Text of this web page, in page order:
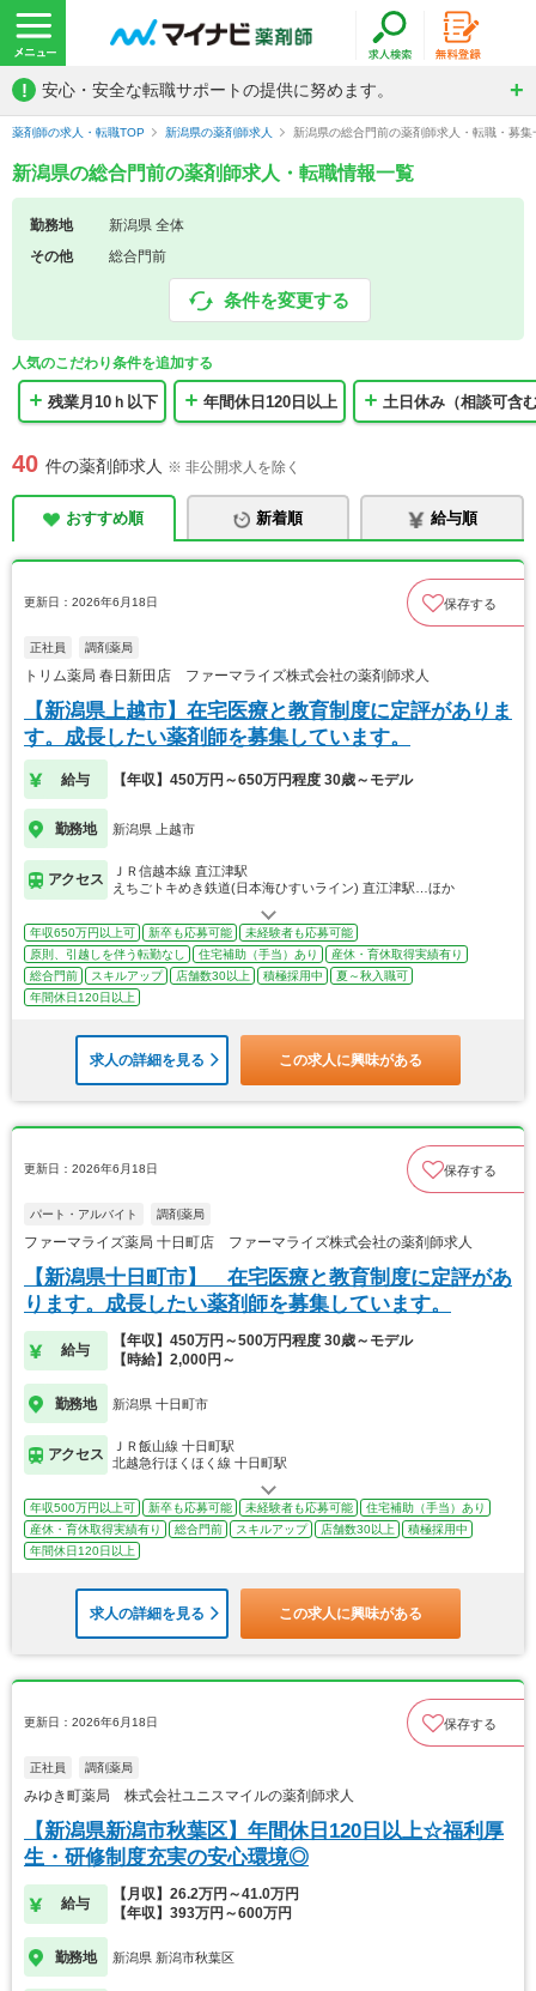
! 安心・安全な転職サポートの提供に努めます。
薬剤師の求人・転職TOP 新潟県の薬剤師求人 新潟県の総合門前の薬剤師求人・転職・募集
新潟県の総合門前の薬剤師求人・転職情報一覧
勤務地
新潟県 全体
その他
総合門前
条件を変更する
人気のこだわり条件を追加する
残業月10ｈ以下 年間休日120日以上 土日休み（相談可含
40 件の薬剤師求人 ※ 非公開求人を除く
おすすめ順 新着順 給与順
更新日：2026年6月18日 保存する
正社員 調剤薬局
トリム薬局 春日新田店 ファーマライズ株式会社の薬剤師求人
【新潟県上越市】在宅医療と教育制度に定評がありま
す。成長したい薬剤師を募集しています。
給与 【年収】450万円～650万円程度 30歳～モデル
勤務地 新潟県 上越市
アクセス
ＪＲ信越本線 直江津駅
えちごトキめき鉄道(日本海ひすいライン) 直江津駅…ほか
年収650万円以上可 新卒も応募可能
未経験者も応募可能
原則、引越しを伴う転勤なし
住宅補助（手当）あり
産休・育休取得実績有り
総合門前
スキルアップ 店舗数30以上 積極採用中
夏～秋入職可
年間休日120日以上
求人の詳細を見る この求人に興味がある
更新日：2026年6月18日 保存する
パート・アルバイト 調剤薬局
ファーマライズ薬局 十日町店 ファーマライズ株式会社の薬剤師求人
【新潟県十日町市】 在宅医療と教育制度に定評があ
ります。成長したい薬剤師を募集しています。
給与
【年収】450万円～500万円程度 30歳～モデル
【時給】2,000円～
勤務地 新潟県 十日町市
アクセス
ＪＲ飯山線 十日町駅
北越急行ほくほく線 十日町駅
年収500万円以上可 新卒も応募可能 未経験者も応募可能
住宅補助（手当）あり
産休・育休取得実績有り
総合門前 スキルアップ 店舗数30以上
積極採用中
年間休日120日以上
求人の詳細を見る この求人に興味がある
更新日：2026年6月18日 保存する
正社員 調剤薬局
みゆき町薬局 株式会社ユニスマイルの薬剤師求人
【新潟県新潟市秋葉区】年間休日120日以上☆福利厚
生・研修制度充実の安心環境◎
給与
【月収】26.2万円～41.0万円
【年収】393万円～600万円
勤務地 新潟県 新潟市秋葉区